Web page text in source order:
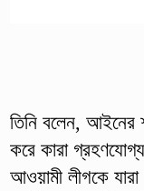
তিনি বলেন, আইনের
করে কারা
আওয়ামী লীগকে